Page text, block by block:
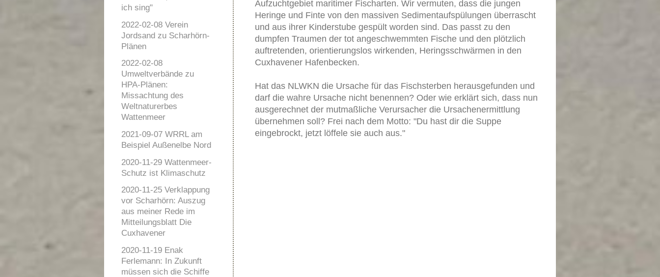
Aufzuchtgebiet maritimer Fischarten. Wir vermuten, dass die jungen
Heringe und Finte von den massiven Sedimentaufspülungen überrascht
und aus ihrer Kinderstube gespült worden sind. Das passt zu den
dumpfen Traumen der tot angeschwemmten Fische und den plötzlich
auftretenden, orientierungslos wirkenden, Heringsschwärmen in den
Cuxhavener Hafenbecken.
Hat das NLWKN die Ursache für das Fischsterben herausgefunden und
darf die wahre Ursache nicht benennen? Oder wie erklärt sich, dass nun
ausgerechnet der mutmaßliche Verursacher die Ursachenermittlung
übernehmen soll? Frei nach dem Motto: "Du hast dir die Suppe
eingebrockt, jetzt löffele sie auch aus."
ich sing"
2022-02-08 Verein
Jordsand zu Scharhörn-
Plänen
2022-02-08
Umweltverbände zu
HPA-Plänen:
Missachtung des
Weltnaturerbes
Wattenmeer
2021-09-07 WRRL am
Beispiel Außenelbe Nord
2020-11-29 Wattenmeer-
Schutz ist Klimaschutz
2020-11-25 Verklappung
vor Scharhörn: Auszug
aus meiner Rede im
Mitteilungsblatt Die
Cuxhavener
2020-11-19 Enak
Ferlemann: In Zukunft
müssen sich die Schiffe